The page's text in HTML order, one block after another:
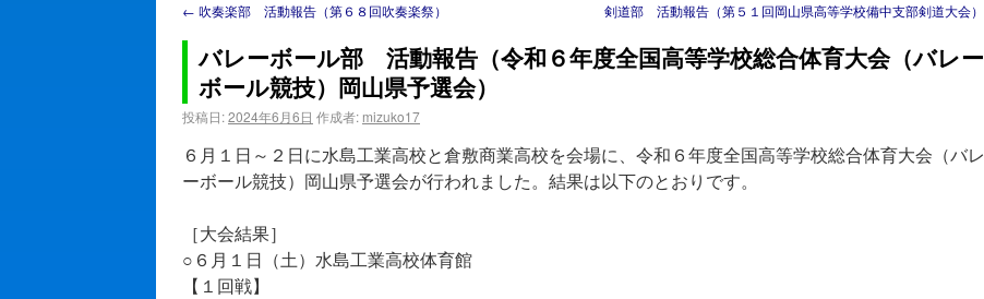
← 吹奏楽部 活動報告（第６８回吹奏楽祭） 剣道部 活動報告（第５１回岡山県高等学校備中支部剣道大会）
バレーボール部 活動報告（令和６年度全国高等学校総合体育大会（バレー
ボール競技）岡山県予選会）
投稿日:2024年6月6日 作成者: mizuko17
６月１日～２日に水島工業高校と倉敷商業高校を会場に、令和６年度全国高等学校総合体育大会（バレ
ーボール競技）岡山県予選会が行われました。結果は以下のとおりです。
［大会結果］
○６月１日（土）水島工業高校体育館
【１回戦】